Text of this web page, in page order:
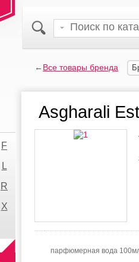
←Все товары бренда
Asgharali
парфюмерная вода
F
L
R
X